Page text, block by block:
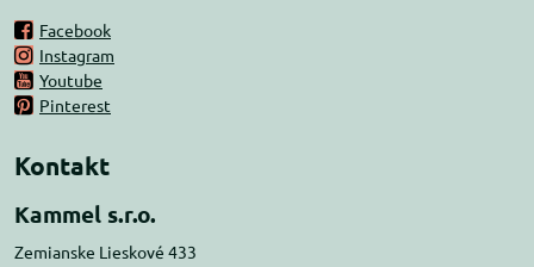
Facebook
Instagram
Youtube
Pinterest
Kontakt
Kammel s.r.o.
Zemianske Lieskové 433